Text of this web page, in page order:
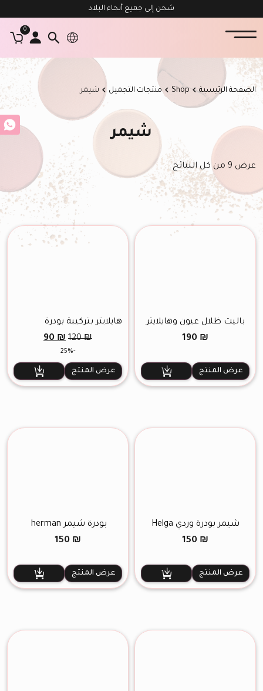
شحن إلى جميع أنحاء البلاد
0
الصفحة الرئيسية Shop منتجات التجميل شيمر
شيمر
عرض ⁦9⁩ من كل النتائج
باليت ظلال عيون وهايلايتر
190 ₪
عرض المنتج
هايلايتر بتركيبة بودرة
مضغوطة رقم 16
120₪
السعر
الأصلي
120 ₪.
90₪
90 ₪.
-25%
عرض المنتج
شيمر بودرة وردي Helga
150 ₪
عرض المنتج
بودرة شيمر herman
150 ₪
عرض المنتج